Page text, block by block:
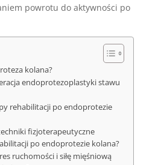
powrotu do aktywności po
kolana?
endoprotezoplastyki stawu
rehabilitacji po endoprotezie
fizjoterapeutyczne
po endoprotezie kolana?
ruchomości i siłę mięśniową